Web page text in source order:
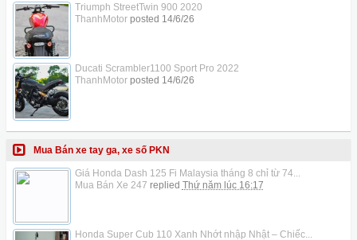
Triumph StreetTwin 900 2020
ThanhMotorposted 14/6/26
Ducati Scrambler1100 Sport Pro 2022
ThanhMotorposted 14/6/26
Mua Bán xe tay ga, xe số PKN
Giá Honda Dash 125 Fi Malaysia tháng 8 chỉ từ 74...
Mua Bán Xe 247 replied Thứ năm lúc 16:17
Honda Super Cub 110 Xanh Nhớt nhập Nhật – Chiếc...